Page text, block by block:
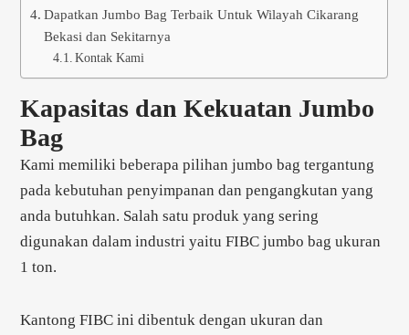
Dapatkan Jumbo Bag Terbaik Untuk Wilayah Cikarang
Bekasi dan Sekitarnya
Kontak Kami
Kapasitas dan Kekuatan Jumbo
Bag
Kami memiliki beberapa pilihan jumbo bag tergantung
pada kebutuhan penyimpanan dan pengangkutan yang
anda butuhkan. Salah satu produk yang sering
digunakan dalam industri yaitu FIBC jumbo bag ukuran
1 ton.
Kantong FIBC ini dibentuk dengan ukuran dan